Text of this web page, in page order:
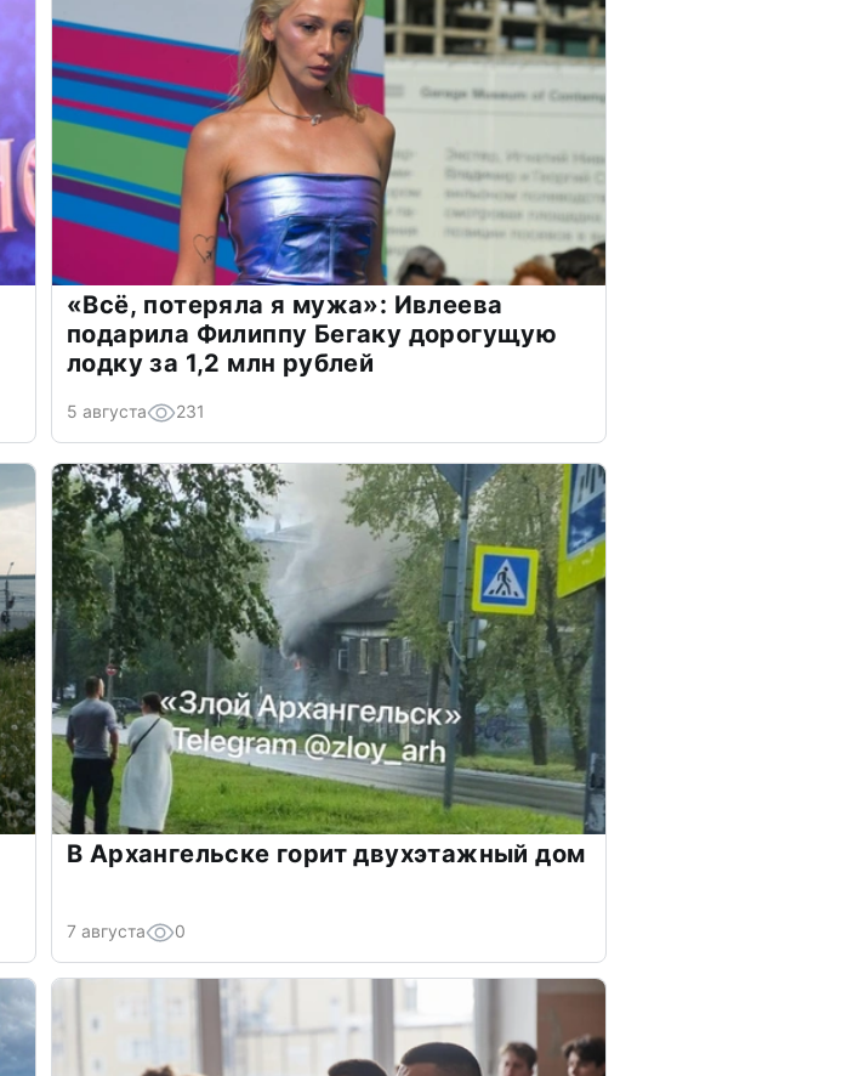
«Всё, потеряла я мужа»: Ивлеева
подарила Филиппу Бегаку дорогущую
лодку за 1,2 млн рублей
5 августа 231
В Архангельске горит двухэтажный дом
7 августа 0